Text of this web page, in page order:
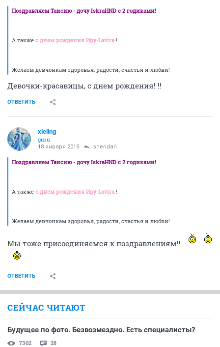
Поздравляем Таисию - дочу IskraHND с 2 годиками!
А также с днем рождения Иру-Lavira !
Желаем девчонкам здоровья, радости, счастья и любви!
Девочки-красавицы, с днем рождения! !!
ОТВЕТИТЬ
xieling
guru
18 января 2015 sheridan
Поздравляем Таисию - дочу IskraHND с 2 годиками!
А также с днем рождения Иру-Lavira !
Желаем девчонкам здоровья, радости, счастья и любви!
Мы тоже присоединяемся к поздравлениям!!
ОТВЕТИТЬ
СЕЙЧАС ЧИТАЮТ
Будущее по фото. Безвозмездно. Есть специалисты?
7302 28